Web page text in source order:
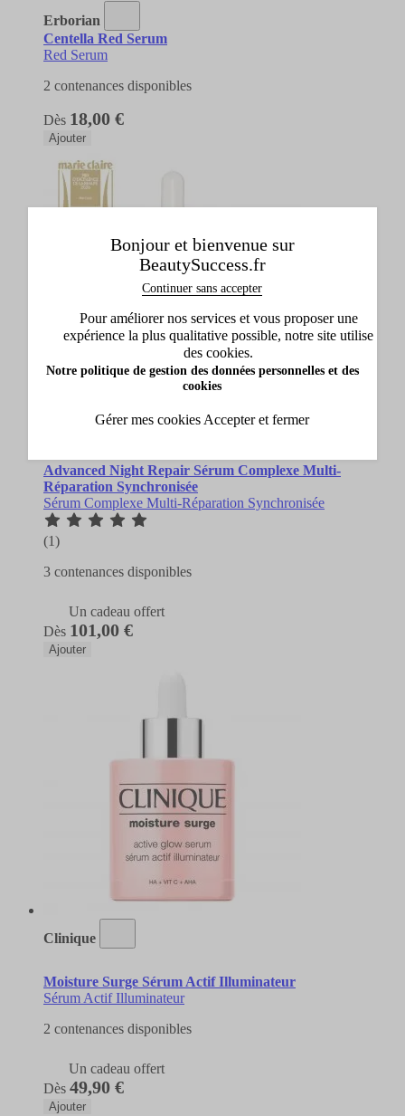
Erborian
Centella Red Serum
Red Serum
2 contenances disponibles
Dès 18,00 €
Ajouter
Estée Lauder
Advanced Night Repair Sérum Complexe Multi-
Réparation Synchronisée
Sérum Complexe Multi-Réparation Synchronisée
(1)
3 contenances disponibles
Un cadeau offert
Dès 101,00 €
Ajouter
Clinique
Moisture Surge Sérum Actif Illuminateur
Sérum Actif Illuminateur
2 contenances disponibles
Un cadeau offert
Dès 49,90 €
Ajouter
Bonjour et bienvenue sur
BeautySuccess.fr
Continuer sans accepter
Pour améliorer nos services et vous proposer une
expérience la plus qualitative possible, notre site utilise
des cookies.
Notre politique de gestion des données personnelles et des
cookies
Gérer mes cookies Accepter et fermer